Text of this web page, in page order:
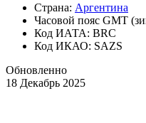
Страна: Аргентина
Часовой пояс GMT
Код ИАТА: BRC
Код ИКАО: SAZS
Обновленно
18 Декабрь 2025